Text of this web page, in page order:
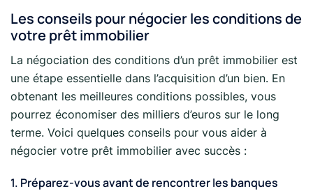
Les conseils pour négocier les conditions de
votre prêt immobilier
La négociation des conditions d’un prêt immobilier est
une étape essentielle dans l’acquisition d’un bien. En
obtenant les meilleures conditions possibles, vous
pourrez économiser des milliers d’euros sur le long
terme. Voici quelques conseils pour vous aider à
négocier votre prêt immobilier avec succès :
1. Préparez-vous avant de rencontrer les banques